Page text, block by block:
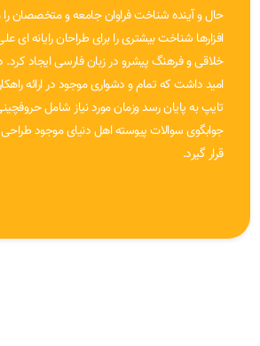
حال و آینده شناخت فراوان جامعه و متخصصان را
افزارها شناخت بیشتری را برای طراحان رایانه
خلاقی و فرهنگ پیشرو در زبان فارسی ایجاد
امید داشت که تمام و دشواری موجود در ارائه
تایپ به پایان رسد وزمان مورد نیاز شامل
جوابگوی سوالات پیوسته اهل دنیای موجود طراحی
قرار گیرد.